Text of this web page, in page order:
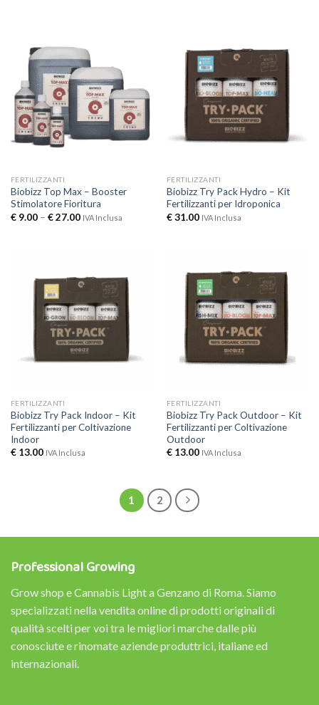
FERTILIZZANTI
Biobizz Top Max – Booster
Stimolatore Fioritura
€9.00– €27.00 IVA Inclusa
FERTILIZZANTI
Biobizz Try Pack Hydro – Kit
Fertilizzanti per Idroponica
€31.00 IVA Inclusa
FERTILIZZANTI
Biobizz Try Pack Indoor – Kit
Fertilizzanti per Coltivazione
Indoor
€13.00 IVA Inclusa
FERTILIZZANTI
Biobizz Try Pack Outdoor – Kit
Fertilizzanti per Coltivazione
Outdoor
€13.00 IVA Inclusa
1 2
Professional Growing
Grow shop e Cannabis Light a Genzano di Roma. Siamo
specializzati nella vendita online di prodotti originali di
qualità scelti per voi tra le migliori marche dalle più
conosciute e rinomate aziende produttrici, italiane ed
internazionali.